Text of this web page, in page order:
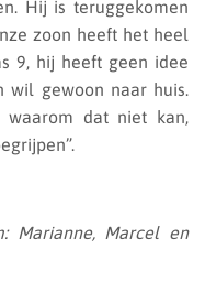
Hij is teruggekomen
zoon heeft het heel
9, hij heeft geen idee
wil gewoon naar huis.
dat niet kan,
Marianne, Marcel en